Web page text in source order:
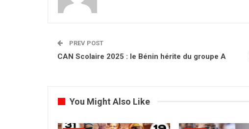
PREV POST
CAN Scolaire 2025 : le Bénin hérite du groupe A
You Might Also Like